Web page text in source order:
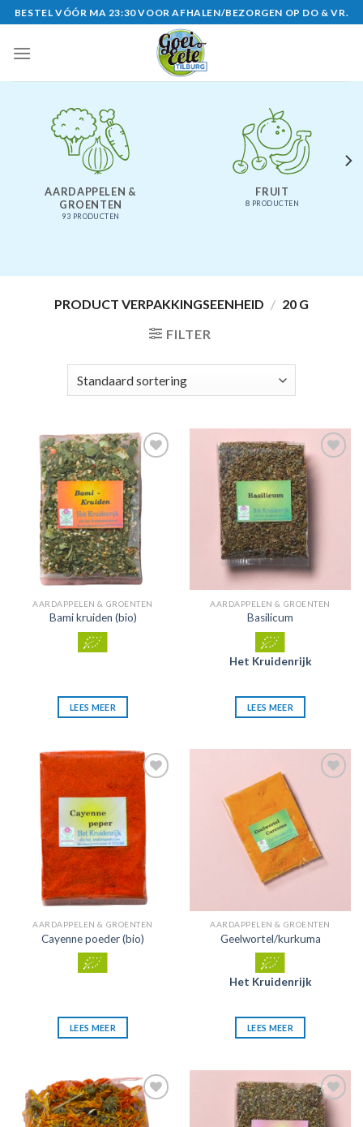
Skip
to
content
BESTEL VÓÓR MA 23:30 VOOR AFHALEN/BEZORGEN OP DO & VR.
AARDAPPELEN &
GROENTEN
93 PRODUCTEN
FRUIT
8 PRODUCTEN
PRODUCT VERPAKKINGSEENHEID / 20 G
FILTER
Zet in
mijn
favorieten
AARDAPPELEN & GROENTEN
Bami kruiden (bio)
LEES MEER
favorieten
AARDAPPELEN & GROENTEN
Basilicum
Het Kruidenrijk
LEES MEER
Zet in
mijn
favorieten
AARDAPPELEN & GROENTEN
Cayenne poeder (bio)
LEES MEER
favorieten
AARDAPPELEN & GROENTEN
Geelwortel/kurkuma
Het Kruidenrijk
LEES MEER
Zet in
mijn
Zet in
mijn